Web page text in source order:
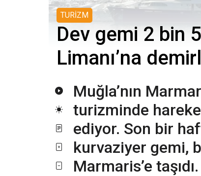
TURİZM
Dev gemi 2 bin
Limanı’na
Muğla’nın
turizminde
ediyor. Son bir
kurvaziyer gemi,
Marmaris’e taşıdı.